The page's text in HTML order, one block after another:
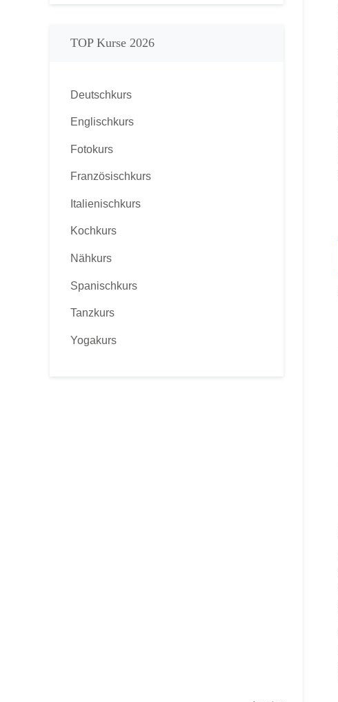
TOP Kurse 2026
Deutschkurs
Englischkurs
Fotokurs
Französischkurs
Italienischkurs
Kochkurs
Nähkurs
Spanischkurs
Tanzkurs
Yogakurs